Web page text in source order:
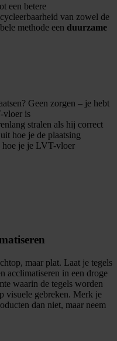
een betere
van zowel de
methode een duurzame
Geen zorgen – je hebt
vloer is
stralen als hij correct
hoe je de plaatsing
hoe je je LVT-vloer
maar plat. Laat je tegels
acclimatiseren in een droge
waarin de tegels worden
visuele gebreken. Merk je
dan niet, maar neem